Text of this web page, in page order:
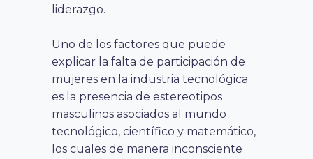
liderazgo.
Uno de los factores que puede
explicar la falta de participación de
mujeres en la industria tecnológica
es la presencia de estereotipos
masculinos asociados al mundo
tecnológico, científico y matemático,
los cuales de manera inconsciente